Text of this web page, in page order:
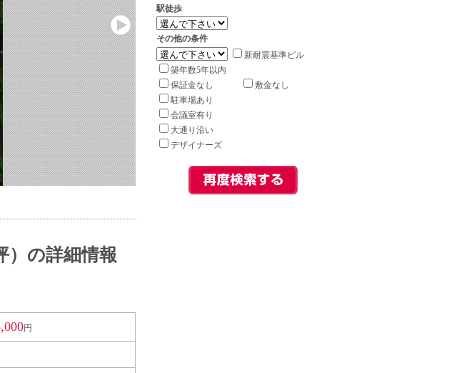
）の詳細情報
円
駅徒歩
その他の条件
新耐震基準ビル
築年数5年以内
保証金なし
敷金なし
駐車場あり
会議室有り
大通り沿い
デザイナーズ